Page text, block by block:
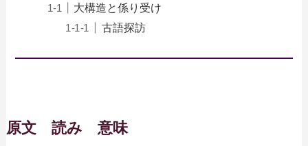
大構造と係り受け
古語探訪
原文 読み 意味